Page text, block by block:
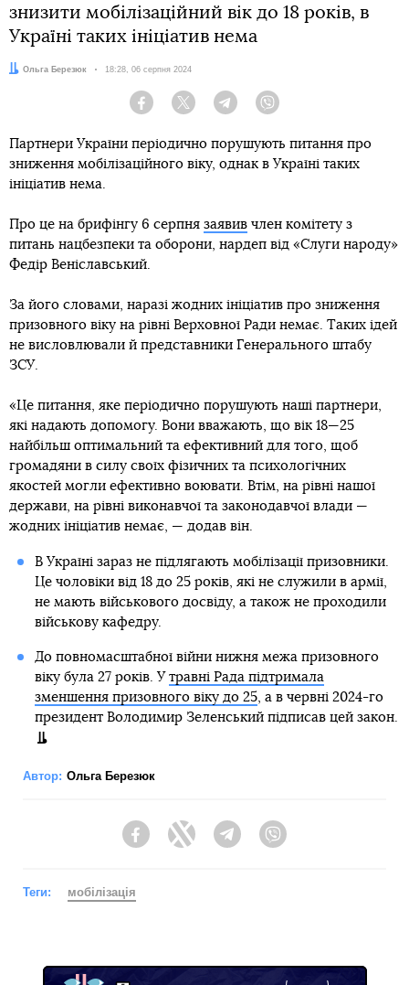
знизити мобілізаційний вік до 18 років, в
Україні таких ініціатив нема
Автор:
Ольга Березюк Дата:
18:28, 06 серпня 2024
Facebook Twitter Telegram
Партнери України періодично порушують питання про
зниження мобілізаційного віку, однак в Україні таких
ініціатив нема.
Про це на брифінгу 6 серпня заявив член комітету з
питань нацбезпеки та оборони, нардеп від «Слуги народу»
Федір Веніславський.
За його словами, наразі жодних ініціатив про зниження
призовного віку на рівні Верховної Ради немає. Таких ідей
не висловлювали й представники Генерального штабу
ЗСУ.
«Це питання, яке періодично порушують наші партнери,
які надають допомогу. Вони вважають, що вік 18—25
найбільш оптимальний та ефективний для того, щоб
громадяни в силу своїх фізичних та психологічних
якостей могли ефективно воювати. Втім, на рівні нашої
держави, на рівні виконавчої та законодавчої влади —
жодних ініціатив немає, — додав він.
В Україні зараз не підлягають мобілізації призовники.
Це чоловіки від 18 до 25 років, які не служили в армії,
не мають військового досвіду, а також не проходили
військову кафедру.
До повномасштабної війни нижня межа призовного
віку була 27 років. У травні Рада підтримала
зменшення призовного віку до 25, а в червні 2024-го
президент Володимир Зеленський підписав цей закон.
Автор: Ольга Березюк
FacebookTwitter Telegram
Теги: мобілізація